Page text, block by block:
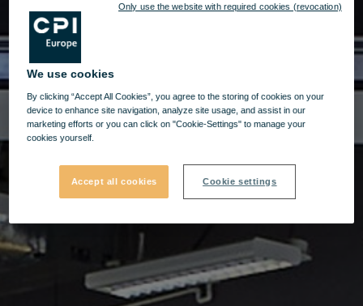
We use cookies
By clicking “Accept All Cookies”, you agree to the storing of cookies on your
device to enhance site navigation, analyze site usage, and assist in our
marketing efforts or you can click on "Cookie-Settings" to manage your
cookies yourself.
Accept all cookies Cookie settings
Only use the website with required cookies (revocation)